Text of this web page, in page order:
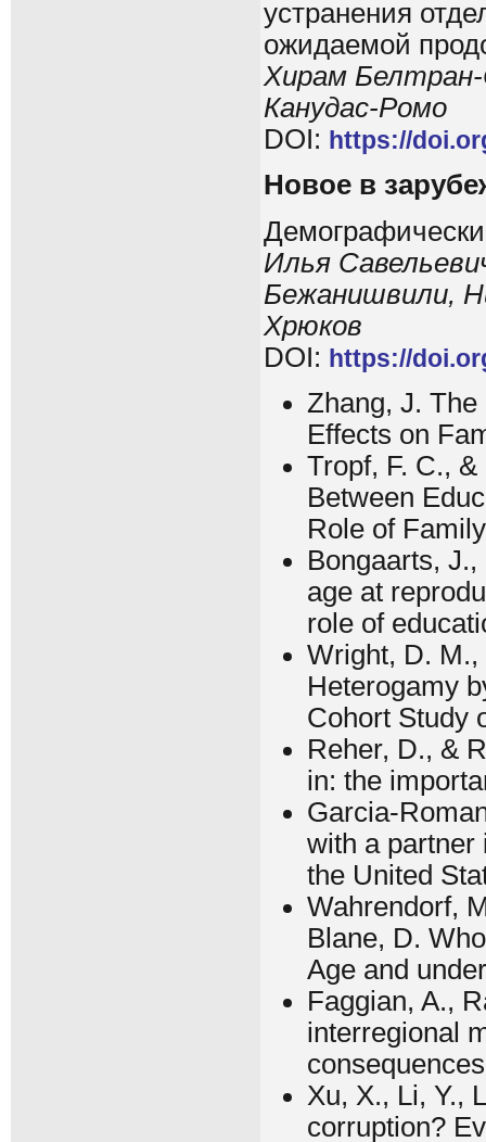
устранения
ожидаемой
Хирам
Канудас-Ромо
DOI: https://
Новое в
Илья
Бежанишвили,
Хрюков
DOI: https://
Zhang, J.
Effects on
Tropf, F. C.,
Between
Role of
Bongaarts,
age at
role of
Wright, D. M.,
Heterogamy
Cohort Study
Reher, D., &
in: the
Garcia-
with a partner
the United
Wahrendorf,
Blane, D.
Age and
Faggian, A.,
interregional
Xu, X., Li, Y.,
corruption?